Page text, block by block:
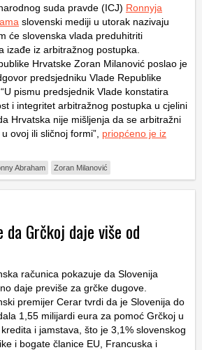
suda pravde (ICJ) Ronnyja
slovenski mediji u utorak nazivaju
će slovenska vlada preduhitriti
izađe iz arbitražnog postupka.
Hrvatske Zoran Milanović poslao je
predsjedniku Vlade Republike
pismu predsjednik Vlade konstatira
i integritet arbitražnog postupka u cjelini
Hrvatska nije mišljenja da se arbitražni
ovoj ili sličnoj formi”, priopćeno je iz
Abraham Zoran Milanović
da Grčkoj daje više od
računica pokazuje da Slovenija
daje previše za grčke dugove.
premijer Cerar tvrdi da je Slovenija do
1,55 milijardi eura za pomoć Grčkoj u
i jamstava, što je 3,1% slovenskog
i bogate članice EU, Francuska i